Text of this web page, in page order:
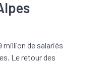
million de salariés
Le retour des